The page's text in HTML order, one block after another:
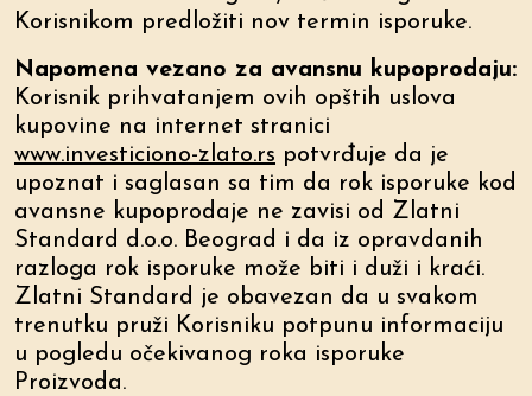
Korisnikom predložiti nov termin isporuke.
Napomena vezano za avansnu kupoprodaju:
Korisnik prihvatanjem ovih opštih uslova
kupovine na internet stranici
www.investiciono-zlato.rs potvrđuje da je
upoznat i saglasan sa tim da rok isporuke kod
avansne kupoprodaje ne zavisi od Zlatni
Standard d.o.o. Beograd i da iz opravdanih
razloga rok isporuke može biti i duži i kraći.
Zlatni Standard je obavezan da u svakom
trenutku pruži Korisniku potpunu informaciju
u pogledu očekivanog roka isporuke
Proizvoda.